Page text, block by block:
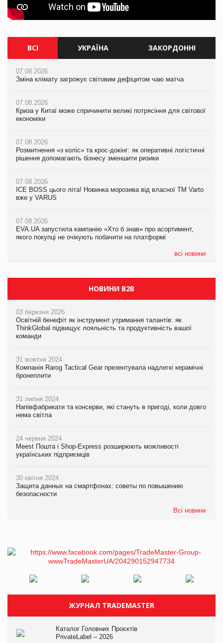
ВСІ УКРАЇНА ЗАКОРДОННІ
07.08.2026
Зміна клімату загрожує світовим дефіцитом чаю матча
07.08.2026
Криза у Китаї може спричинити великі потрясіння для світової
економіки
07.08.2026
Розмитнення «з коліс» та крос-докінг: як оперативні логістичні
рішення допомагають бізнесу зменшити ризики
07.08.2026
ICE BOSS цього літа! Новинка морозива від власної ТМ Varto
вже у VARUS
07.08.2026
EVA.UA запустила кампанію «Хто б знав» про асортимент,
якого покупці не очікують побачити на платформі
всі новини
07.08.2026
Зміна клімату загрожує світовим дефіцитом чаю матча
07.08.2026
Криза у Китаї може спричинити великі потрясіння для світової
економіки
07.08.2026
Kraft Heinz скоротила збиток у першому півріччі
Продажі Hugo Boss впали на 9%
07.08.2026
Зміна клімату загрожує світовим дефіцитом чаю матча
07.08.2026
Криза у Китаї може спричинити великі потрясіння для світової
економіки
07.08.2026
Kraft Heinz скоротила збиток у першому півріччі
Продажі Hugo Boss впали на 9%
НОВИНИ B2B
03 березня 2026
Освітній бенефіт як інструмент утримання талантів: як
ThinkGlobal підвищує лояльність та продуктивність вашої
команди
31 жовтня 2024
Компанія Rarog Tactical Gear презентувала надлегкі керамічні
бронеплити
31 липня 2024
Напівфабрикати та консерви, які стануть в пригоді, коли довго
нема світла
24 червня 2024
Meest Пошта і Shop-Express розширюють можливості
українських підприємців
30 квітня 2024
Защита данных на смартфонах: советы по повышению
безопасности
Всі новини
ЖУРНАЛ TRADEMASTER
Каталог Головних Проєктів
PrivateLabel – 2026